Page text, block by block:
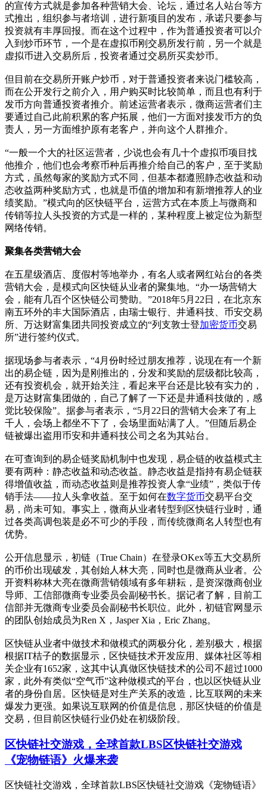
的宣传方式就是参加各种营销大会、论坛，通过名人站台等方
式推出，组织参与者培训，进行新项目的发布，承诺只要参与
投资就有丰厚回报。而在这个过程中，作为普通投资者可以介
入到炒币环节，一个是在虚拟币刚交易所发行前，另一个就是
虚拟币进入交易所后，投资者通过交易所买卖炒币。
但目前在交易所开账户炒币，对于普通投资者来说门槛较高，
而在公开发行之前介入，用户购买时比较简单，而且也有利于
发币方向普通投资者推介。前述运营者表示，微商运营者们主
要通过自己此前积累的客户拓展，他们一方面对接发币方的负
责人，另一方面维护原有老客户，并向这个人群推介。
“一般一个大的社区运营者，少说也会有几十个虚拟币项目找
他推介，他们也会考察币种后再推介给自己的客户，至于奖励
方式，虽然每家的奖励方式不同，但基本都遵照静态收益和动
态收益两种奖励方式，也就是币值的增加和有新增推荐人的业
绩奖励。”模式向的区快链平台，运营方式在本质上与微商和
传销等拉人头投资的方式是一样的，某种程度上被定位为新型
网络传销。
聚集各类营销大会
在五星级酒店、度假村等地举办，有名人或者网红站台的各类
营销大会，是模式向区快链从业者的聚集地。“办一场营销大
会，能有几百个区快链公司赞助。”2018年5月22日，在北京东
南五环外的丰大国际酒店，由瑞士银行、井通科技、币安交易
所、万达财富集团共同投资成立的“列支敦士登加密货币交易
所”进行签约仪式。
据现场参与者表示，“4月份时经过朋友推荐，说现在有一个新
出的易企链，因为是刚推出的，分发和奖励的层级都比较高，
还有投资机会，就开始关注，看起来平台还是比较有实力的，
是万达财富集团做的，自己了解了一下还是井通科技做的，感
觉比较保险”。据参与者表示，“5月22日的营销大会来了有上
千人，会场上都坐不下了，会场里面站满了人。”但随后易企
链被爆出盗用币安和井通科技公司之名为其站台。
在可查询到的易企链奖励机制中也发现，易企链的收益模式主
要有两种：静态收益和动态收益。静态收益是指持有易企链获
得增值收益，而动态收益则是推荐投资人拿“业绩”，类似于传
销手法——拉人头拿收益。至于如何在数字货币交易平台交
易，尚未可知。事实上，微商从业者转型到区快链行业时，通
过各类高调包装是必不可少的手段，而传统微商名人转型也有
优势。
公开信息显示，初链（True Chain）在登录OKex等五大交易所
的币价出现破发，其创始人林大亮，同时也是微商从业者。公
开资料称林大亮在微商营销领域有多年耕耘，是资深微商创业
导师、工信部微商专业委员会副秘书长。据记者了解，目前工
信部并无微商专业委员会副秘书长职位。此外，初链官网显示
的团队创始成员为Ren X，Jasper Xia，Eric Zhang。
区快链从业者中做技术和做模式的两极分化，差别极大，根据
根据IT桔子的数据显示，区快链技术开发应用、媒体社区等相
关企业有1652家，这其中认真做区快链技术的公司不超过1000
家，此外有类似“空气币”这种做模式的平台，也以区快链从业
者的身份自居。区快链是对生产关系的改造，比互联网的未来
爆发力更强。如果说互联网的价值是信息，那区快链的价值是
交易，但目前区快链行业仍处在初级阶段。
区快链社交游戏，全球首款LBS区快链社交游戏
《宠物链语》火爆来袭
区快链社交游戏，全球首款LBS区快链社交游戏《宠物链语》